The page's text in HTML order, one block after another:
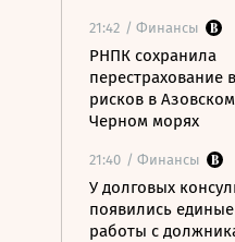
21:42 / Финансы
РНПК сохранила
перестрахование
рисков в
Черном морях
21:40 / Финансы
У долговых
появились
работы с